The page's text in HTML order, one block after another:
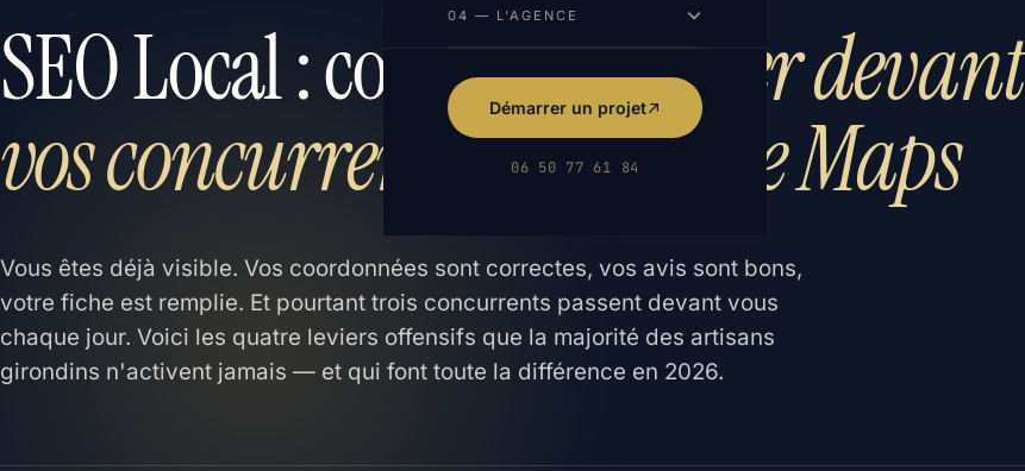
04 — L'AGENCE
Démarrer un projet
06 50 77 61 84
SEO Local : commentpasser devant
vos concurrents sur Google Maps
Vous êtes déjà visible. Vos coordonnées sont correctes, vos avis sont bons,
votre fiche est remplie. Et pourtant trois concurrents passent devant vous
chaque jour. Voici les quatre leviers offensifs que la majorité des artisans
girondins n'activent jamais — et qui font toute la différence en 2026.